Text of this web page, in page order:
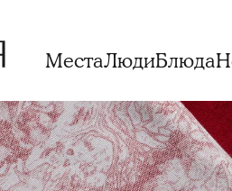
МестаЛюдиБлюда